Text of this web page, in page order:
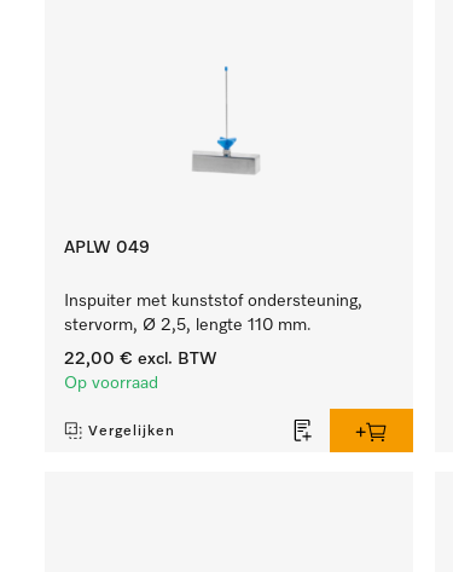
APLW 049
Inspuiter met kunststof ondersteuning,
stervorm, Ø 2,5, lengte 110 mm.
22,00 € excl. BTW
Op voorraad
Vergelijken